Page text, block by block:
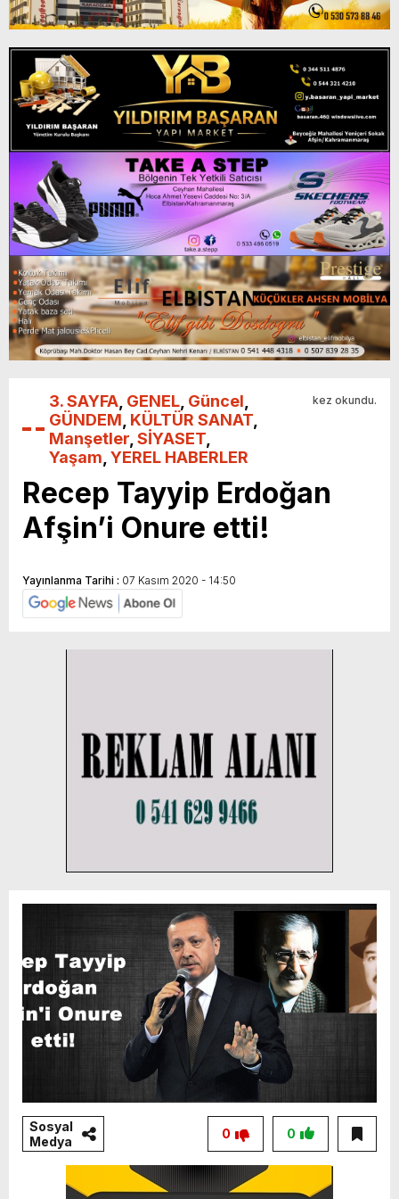
3. SAYFA GENEL Güncel
GÜNDEM KÜLTÜR SANAT
Manşetler SİYASET
Yaşam YEREL HABERLER
kez okundu.
Recep Tayyip Erdoğan
Afşin’i Onure etti!
Yayınlanma Tarihi : 07 Kasım 2020 - 14:50
Sosyal
Medya
0
0